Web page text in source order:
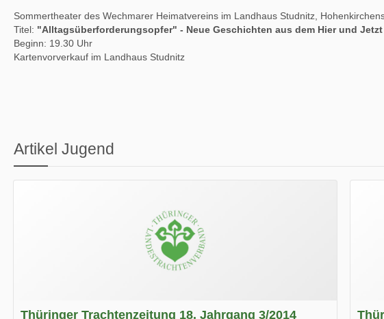
Sommertheater des Wechmarer Heimatvereins im Landhaus Studnitz,
Titel: "Alltagsüberforderungsopfer" - Neue Geschichten aus dem Hier und Jetzt
Beginn: 19.30 Uhr
Kartenvorverkauf im Landhaus Studnitz
Artikel Jugend
Thüringer Trachtenzeitung 18. Jahrgang 3/2014